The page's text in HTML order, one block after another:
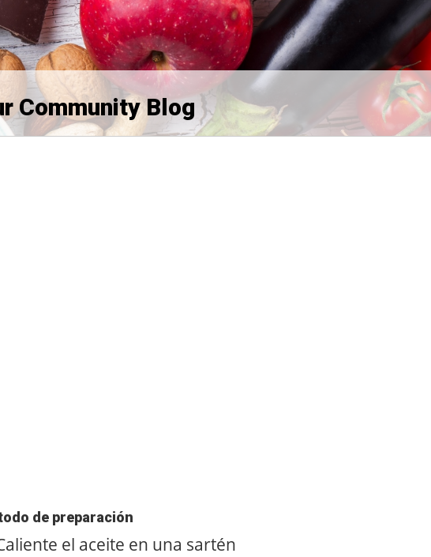
Community Blog
de preparación
el aceite en una sartén